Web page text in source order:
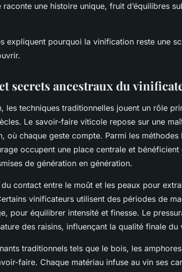
une histoire unique, fruit d’équilibres
expliquent pourquoi la vinification reste une
secrets ancestraux du
les techniques traditionnelles jouent un rôle
Le savoir-faire viticole repose sur une
où chaque geste compte. Parmi les méthodes
occupent une place centrale et
de génération en génération.
contact entre le moût et les peaux pour
vinificateurs utilisent des périodes de
pour équilibrer intensité et finesse. Le
des raisins, influençant la qualité finale du
traditionnels tels que le bois, les
faire. Chaque matériau infuse au vin ses